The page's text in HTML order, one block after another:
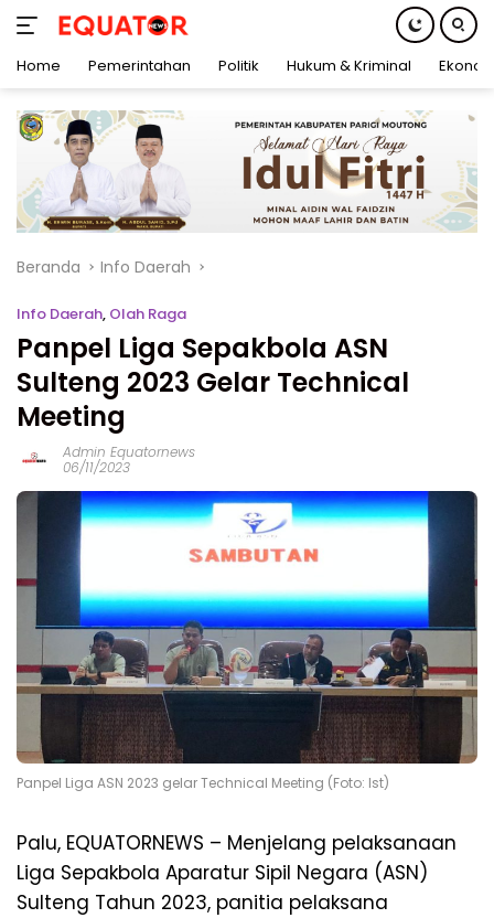
konten
Home Pemerintahan Politik Hukum & Kriminal
Beranda Info Daerah
Info Daerah, Olah Raga
Panpel Liga Sepakbola ASN
Sulteng 2023 Gelar Technical
Meeting
Admin Equatornews
06/11/2023
Panpel Liga ASN 2023 gelar Technical Meeting (Foto: Ist)
Palu, EQUATORNEWS – Menjelang pelaksanaan
Liga Sepakbola Aparatur Sipil Negara (ASN)
Sulteng Tahun 2023, panitia pelaksana